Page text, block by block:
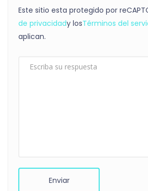
Este sitio esta protegido por
de privacidady losTérminos del
aplican.
Enviar